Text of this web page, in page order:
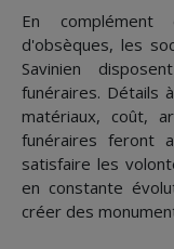
En
d'obsèques, les
Savinien
funéraires. Détails
matériaux, coût,
funéraires feront
satisfaire les
en constante
créer des